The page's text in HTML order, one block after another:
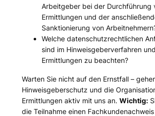
Arbeitgeber bei der Durchführung
Ermittlungen und der
Sanktionierung von
Welche datenschutzrechtlichen
sind im Hinweisgeberverfahren
Ermittlungen zu beachten?
Warten Sie nicht auf den Ernstfall –
Hinweisgeberschutz und die
Ermittlungen aktiv mit uns an. Wichtig:
die Teilnahme einen